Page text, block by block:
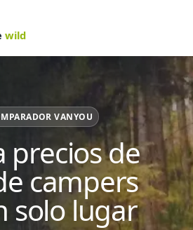
wild
VANYOU
precios de
campers
solo lugar